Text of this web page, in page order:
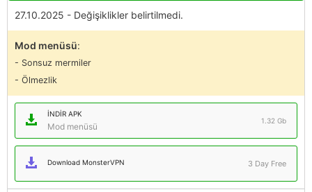
27.10.2025 - Değişiklikler belirtilmedi.
Mod menüsü:
- Sonsuz mermiler
- Ölmezlik
İNDIR APK
Mod menüsü
1.32 Gb
Download MonsterVPN 3 Day Free